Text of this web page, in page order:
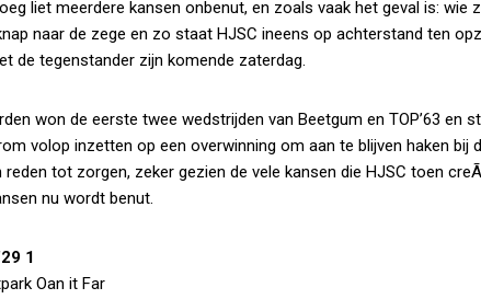
liet meerdere kansen onbenut, en zoals vaak het geval is:
naar de zege en zo staat HJSC ineens op achterstand ten
de tegenstander zijn komende zaterdag.
won de eerste twee wedstrijden van Beetgum en TOP’63 en
volop inzetten op een overwinning om aan te blijven haken bij
reden tot zorgen, zeker gezien de vele kansen die HJSC toen
nu wordt benut.
1
Oan it Far